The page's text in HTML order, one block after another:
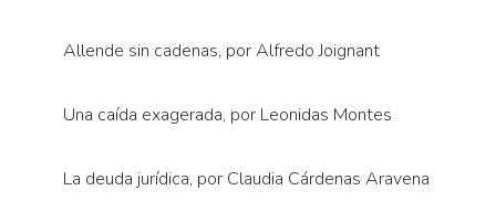
Allende sin cadenas, por Alfredo Joignant
Una caída exagerada, por Leonidas Montes
La deuda jurídica, por Claudia Cárdenas Aravena